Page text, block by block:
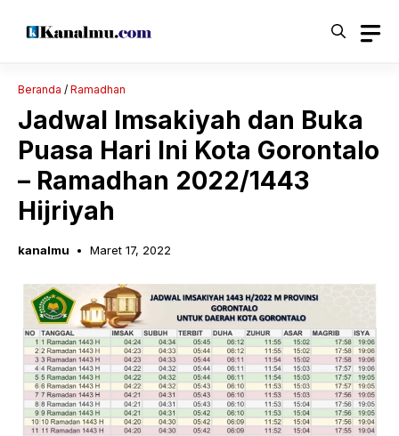
Beranda / Ramadhan
Jadwal Imsakiyah dan Buka
Puasa Hari Ini Kota Gorontalo
– Ramadhan 2022/1443
Hijriyah
kanalmu Maret 17, 2022